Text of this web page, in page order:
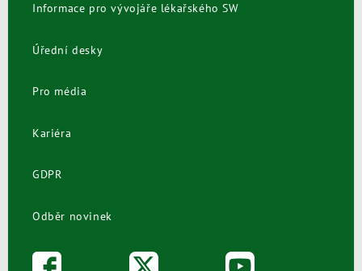
Informace pro vývojáře lékařského SW
Úřední desky
Pro média
Kariéra
GDPR
Odběr novinek